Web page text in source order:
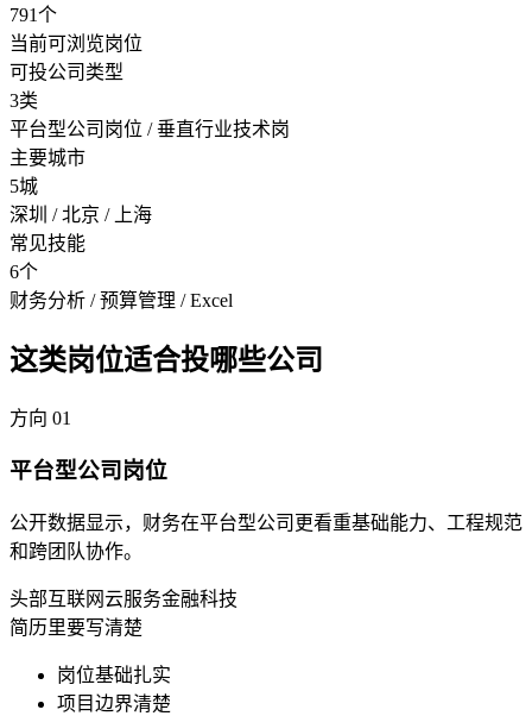
791个
当前可浏览岗位
可投公司类型
3类
平台型公司岗位 / 垂直行业技术岗
主要城市
5城
深圳 / 北京 / 上海
常见技能
6个
财务分析 / 预算管理 / Excel
这类岗位适合投哪些公司
方向 01
平台型公司岗位
公开数据显示，财务在平台型公司更看重基础能力、工程规范
和跨团队协作。
头部互联网云服务金融科技
简历里要写清楚
岗位基础扎实
项目边界清楚